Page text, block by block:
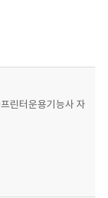
린터운용기능사 자